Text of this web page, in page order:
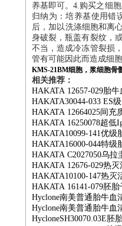
养基即可。4.购买之细
归纳为：培养基使用错
后，加以洗涤细胞和离
身破裂，瓶盖有裂纹，
不当，造成冷冻管裂损
管有可能因此而造成细
KMS-21BM细胞，浆细胞骨
相关推荐：
HAKATA 12657-029胎牛
HAKATA30044-033 ES
HAKATA 12664025间充
HAKATA 16250078超低
HAKATA10099-141优级
HAKATA16000-044特级
HAKATA C2027050乌拉
HAKATA 12676-029热灭
HAKATA10100-147热灭
HAKATA 16141-079胚胎
Hyclone南美普通胎牛血
Hyclone南美普通胎牛血
HycloneSH30070.03E胚